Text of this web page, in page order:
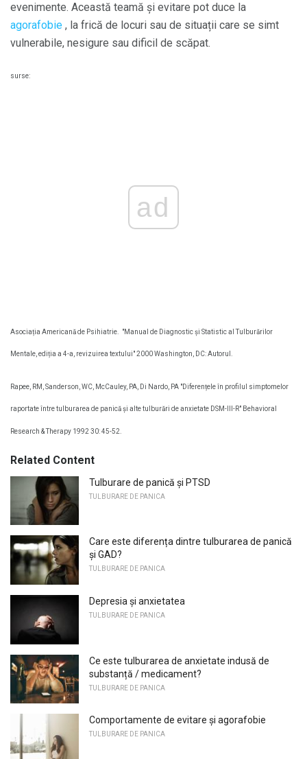
evenimente. Această teamă și evitare pot duce la
agorafobie , la frică de locuri sau de situații care se simt
vulnerabile, nesigure sau dificil de scăpat.
surse:
ad
Asociația Americană de Psihiatrie. "Manual de Diagnostic și Statistic al Tulburărilor
Mentale, ediția a 4-a, revizuirea textului" 2000 Washington, DC: Autorul.
Rapee, RM, Sanderson, WC, McCauley, PA, Di Nardo, PA "Diferențele în profilul simptomelor
raportate între tulburarea de panică și alte tulburări de anxietate DSM-III-R" Behavioral
Research & Therapy 1992 30: 45-52.
Related Content
Tulburare de panică și PTSD
TULBURARE DE PANICA
Care este diferența dintre tulburarea de panică
și GAD?
TULBURARE DE PANICA
Depresia și anxietatea
TULBURARE DE PANICA
Ce este tulburarea de anxietate indusă de
substanță / medicament?
TULBURARE DE PANICA
Comportamente de evitare și agorafobie
TULBURARE DE PANICA